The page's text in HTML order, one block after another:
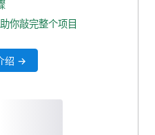
你敲完整个项目
绍 →